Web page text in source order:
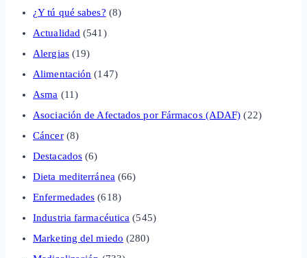
¿Y tú qué sabes? (8)
Actualidad (541)
Alergias(19)
Alimentación (147)
Asma (11)
Asociación de Afectados por Fármacos (ADAF) (22)
Cáncer(8)
Destacados (6)
Dieta mediterránea (66)
Enfermedades (618)
Industria farmacéutica (545)
Marketing del miedo (280)